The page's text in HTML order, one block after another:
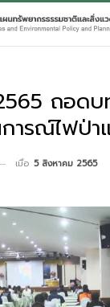
ถอดบ
ารณ์ไฟป่า
เมื่อ 5 สิงหาคม 2565